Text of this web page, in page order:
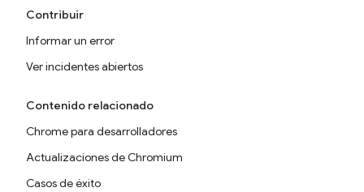
Contribuir
Informar un error
Ver incidentes abiertos
Contenido relacionado
Chrome para desarrolladores
Actualizaciones de Chromium
Casos de éxito